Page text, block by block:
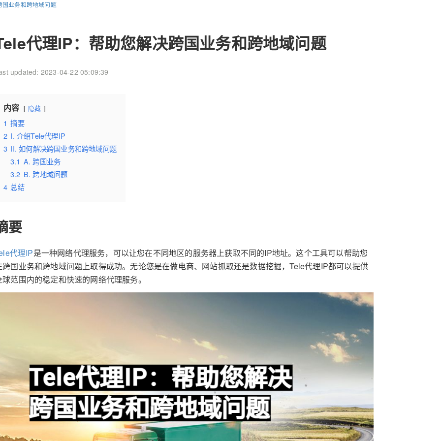
业务和跨地域问题
代理IP：帮助您解决跨国业务和跨地域问题
updated: 2023-04-22 05:09:39
内容 隐藏
1 摘要
2 I. 介绍Tele代理IP
3 II. 如何解决跨国业务和跨地域问题
3.1 A. 跨国业务
3.2 B. 跨地域问题
4 总结
要
代理IP是一种网络代理服务，可以让您在不同地区的服务器上获取不同的IP地址。这个工具可以帮助您
跨国业务和跨地域问题上取得成功。无论您是在做电商、网站抓取还是数据挖掘，Tele代理IP都可以提供
球范围内的稳定和快速的网络代理服务。